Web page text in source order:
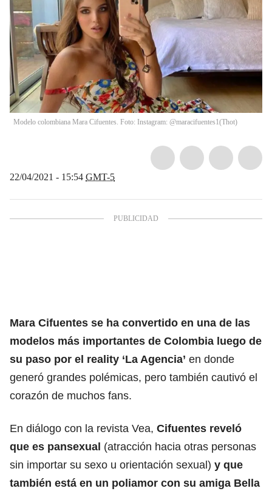
Modelo colombiana Mara Cifuentes. Foto: Instagram: @maracifuentes1(Thot)
22/04/2021 - 15:54 GMT-5
Mara Cifuentes se ha convertido en una de las
modelos más importantes de Colombia luego de
su paso por el reality ‘La Agencia’ en donde
generó grandes polémicas, pero también cautivó el
corazón de muchos fans.
En diálogo con la revista Vea, Cifuentes reveló
que es pansexual (atracción hacia otras personas
sin importar su sexo u orientación sexual) y que
también está en un poliamor con su amiga Bella